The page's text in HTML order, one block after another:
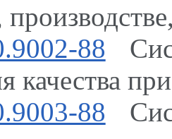
88
качества
88